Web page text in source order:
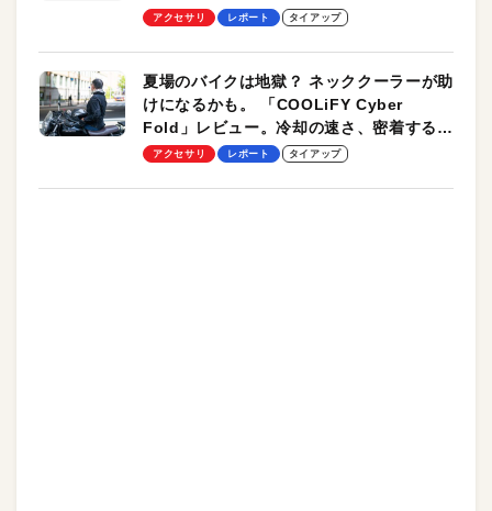
ーも
アクセサリ レポート タイアップ
夏場のバイクは地獄？ ネッククーラーが助
けになるかも。 「COOLiFY Cyber
Fold」レビュー。冷却の速さ、密着する冷
却プレート、シンプルな操作性がグッド！
アクセサリ レポート タイアップ